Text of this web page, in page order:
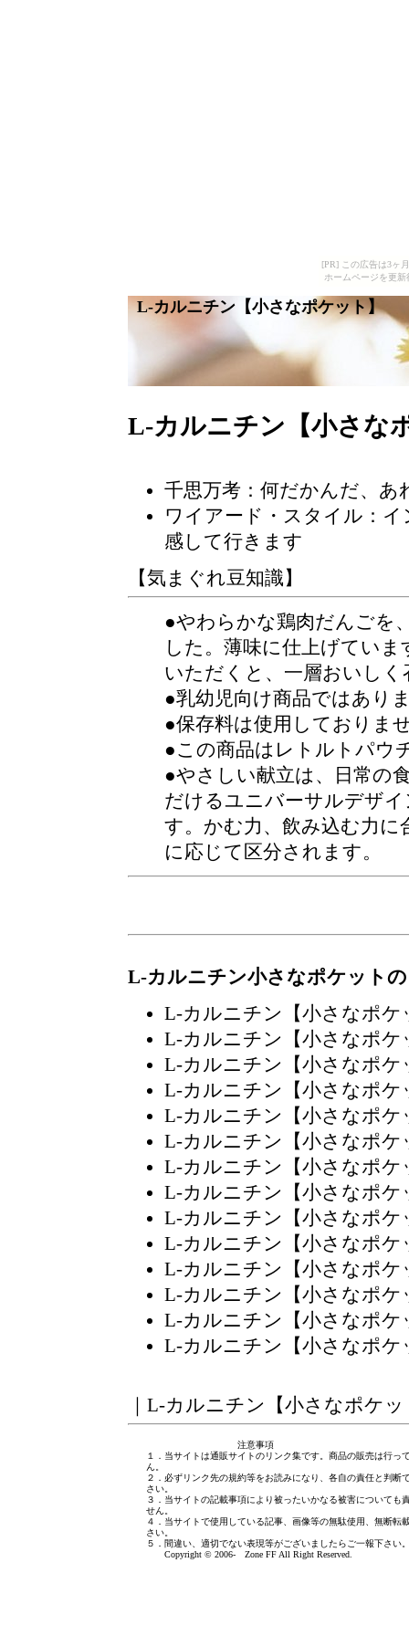
[PR] この広告は3ヶ
ホームページを更
L-カルニチン【小さなポケット】
L-カルニチン【小さな
千思万考 ：何だかんだ、
ワイアード・スタイル：
感して行きます
【気まぐれ豆知識】
●やわらかな鶏肉だんごを
した。薄味に仕上げてい
いただくと、一層おいし
●乳幼児向け商品ではあり
●保存料は使用しておりま
●この商品はレトルトパウ
●やさしい献立は、日常の
だけるユニバーサルデザ
す。かむ力、飲み込む力
に応じて区分されます。
L-カルニチン小さなポケット
L-カルニチン【小さなポケ
L-カルニチン【小さなポケ
L-カルニチン【小さなポケ
L-カルニチン【小さなポケ
L-カルニチン【小さなポケ
L-カルニチン【小さなポケ
L-カルニチン【小さなポケ
L-カルニチン【小さなポケ
L-カルニチン【小さなポケ
L-カルニチン【小さなポケ
L-カルニチン【小さなポケ
L-カルニチン【小さなポケ
L-カルニチン【小さなポケ
L-カルニチン【小さなポケ
｜ L-カルニチン【小さなポケッ
注意事項
１．当サイトは通販サイトのリンク集です。商品の販売は行っ
ん。
２．必ずリンク先の規約等をお読みになり、各自の責任と判断
さい。
３．当サイトの記載事項により被ったいかなる被害についても
せん。
４．当サイトで使用している記事、画像等の無駄使用、無断転
さい。
５．間違い、適切でない表現等がございましたら ご一報下さい
Copyright © 2006- Zone FF All Right Reserved.